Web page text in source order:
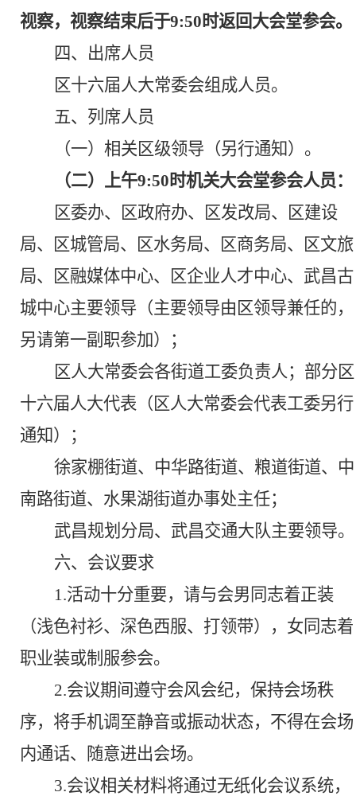
视察， 视察结束后于9:50时返回大会堂参会。
四、出席人员
区十六届人大常委会组成人员。
五、列席人员
（一）相关区级领导（另行通知） 。
（二）上午9:50时机关大会堂参会人员：
区委办、区政府办、区发改局、区建设
局、区城管局、区水务局、区商务局、区文旅
局、区融媒体中心、区企业人才中心、武昌古
城中心主要领导（主要领导由区领导兼任的，
另请第一副职参加）；
区人大常委会各街道工委负责人； 部分区
十六届人大代表（区人大常委会代表工委另行
通知）
；
徐家棚街道、中华路街道、粮道街道、中
南路街道、水果湖街道办事处主任；
武昌规划分局、武昌交通大队主要领导。
六、会议要求
1.活动十分重要， 请与会男同志着正装
（浅色衬衫、深色西服、打领带）， 女同志着
职业装或制服参会。
2.会议期间遵守会风会纪，保持会场秩
序，将手机调至静音或振动状态，不得在会场
内通话、随意进出会场。
3.会议相关材料将通过无纸化会议系统，